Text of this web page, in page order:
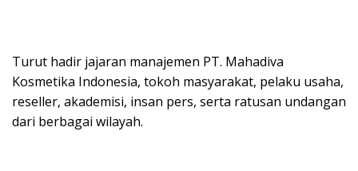
Turut hadir jajaran manajemen PT. Mahadiva
Kosmetika Indonesia, tokoh masyarakat, pelaku usaha,
reseller, akademisi, insan pers, serta ratusan undangan
dari berbagai wilayah.